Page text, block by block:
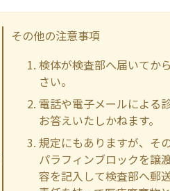
その他の注意事項
検体が検査部へ届いてか
さい。
電話や電子メールによる
お答えいたしかねます。
規定にもありますが、そ
パラフィンブロックを譲
容を記入して検査部へ郵